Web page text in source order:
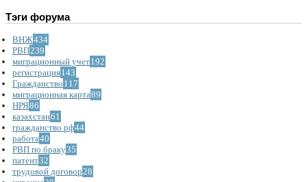
Тэги форума
ВНЖ434
РВП239
миграционный учет192
регистрация143
Гражданство 117
миграционная карта89
НРЯ86
казахстан61
гражданство рф44
работа40
РВП по браку35
патент32
трудовой договор 28